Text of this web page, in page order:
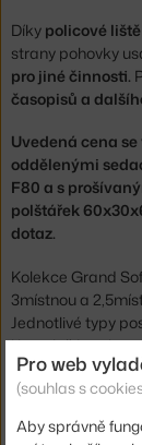
Díky policové
strany pohovky
pro jiné činnosti.
časopisů a
Uvedená cena
oddělenými
F80 a s
polštářek
dotaz.
Kolekce Grand
3místnou a
Jednotlivé typy
libovolně
Výška:
90
Výška sedáku:
Pro web
(souhlas s
Aby správně